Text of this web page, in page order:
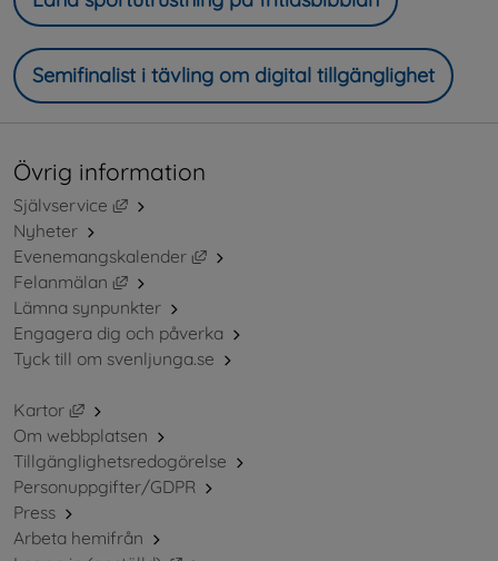
Semifinalist i tävling om digital tillgänglighet
Övrig information
Självservice
Länk till annan webbplats, öppnas i nytt fönster.
Nyheter
Evenemangskalender
Länk till annan webbplats, öppnas i
Felanmälan
Länk till annan webbplats, öppnas i nytt fönster.
Lämna synpunkter
Engagera dig och påverka
Tyck till om svenljunga.se
Kartor
Länk till annan webbplats, öppnas i nytt fönster.
Om webbplatsen
Tillgänglighetsredogörelse
Personuppgifter/GDPR
Press
Arbeta hemifrån